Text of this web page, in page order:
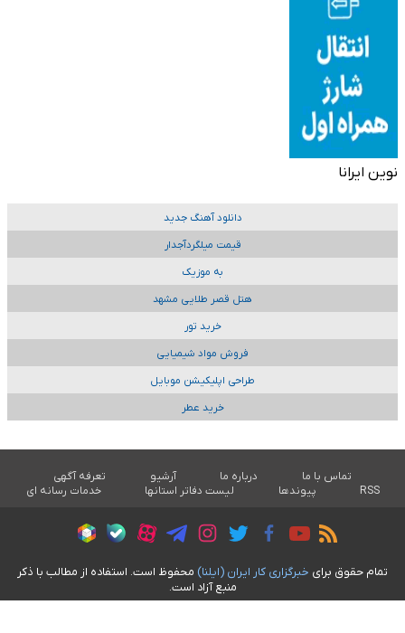
نوین ایرانا
دانلود آهنگ جدید
قیمت میلگردآجدار
به موزیک
هتل قصر طلایی مشهد
خرید تور
فروش مواد شیمیایی
طراحی اپلیکیشن موبایل
خرید عطر
تماس با ما درباره ما آرشیو
تعرفه آگهی
RSS
پیوندها لیست دفاتر استانها خدمات رسانه ای
تمام حقوق برای خبرگزاری کار ايران (ايلنا) محفوظ است. استفاده از مطالب با ذکر
منبع آزاد است.